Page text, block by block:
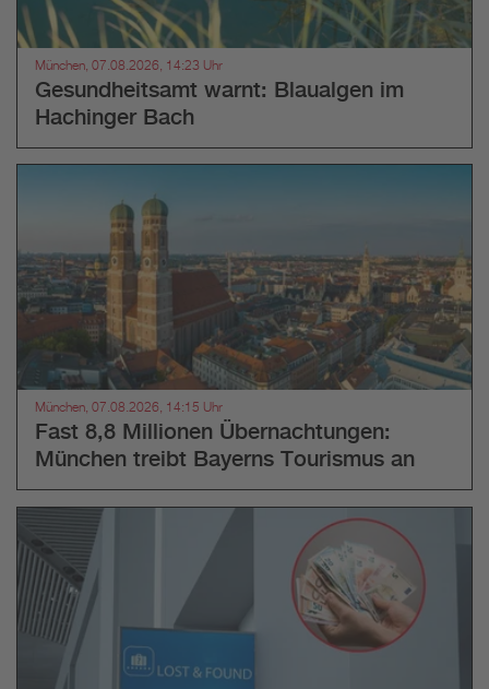
München, 07.08.2026, 14:23 Uhr
Gesundheitsamt warnt: Blaualgen im
Hachinger Bach
München, 07.08.2026, 14:15 Uhr
Fast 8,8 Millionen Übernachtungen:
München treibt Bayerns Tourismus an